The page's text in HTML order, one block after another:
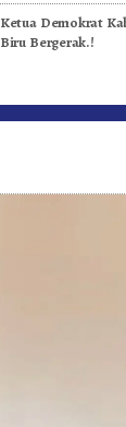
Ketua Demokrat
Biru Bergerak.!